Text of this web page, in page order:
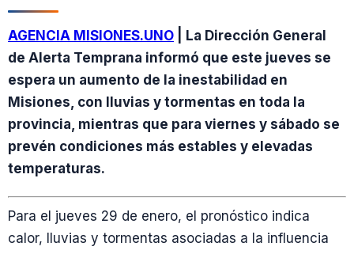
AGENCIA MISIONES.UNO | La Dirección General
de Alerta Temprana informó que este jueves se
espera un aumento de la inestabilidad en
Misiones, con lluvias y tormentas en toda la
provincia, mientras que para viernes y sábado se
prevén condiciones más estables y elevadas
temperaturas.
Para el jueves 29 de enero, el pronóstico indica
calor, lluvias y tormentas asociadas a la influencia